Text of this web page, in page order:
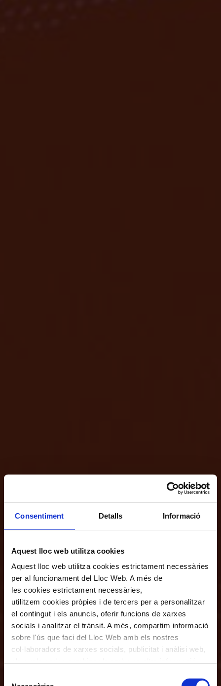
Consentiment Detalls Informació
Aquest lloc web utilitza cookies
Aquest lloc web utilitza cookies estrictament necessàries
per al funcionament del Lloc Web. A més de
les cookies estrictament necessàries,
utilitzem cookies pròpies i de tercers per a personalitzar
el contingut i els anuncis, oferir funcions de xarxes
socials i analitzar el trànsit. A més, compartim informació
sobre l'ús que faci del Lloc Web amb els nostres
col·laboradors de xarxes socials, publicitat i anàlisi web,